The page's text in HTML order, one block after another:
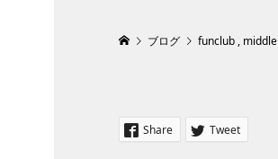
ブログ funclub , middle
Share Tweet